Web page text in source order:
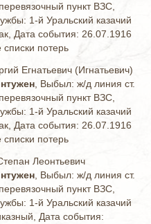
пункт ВЗС,
1-й Уральский казачий
Дата события: 26.07.1916
потерь
Егнатьевич (Игнатьевич)
, Выбыл: ж/д линия ст.
пункт ВЗС,
1-й Уральский казачий
Дата события: 26.07.1916
потерь
Леонтьевич
, Выбыл: ж/д линия ст.
пункт ВЗС,
1-й Уральский казачий
Дата события: